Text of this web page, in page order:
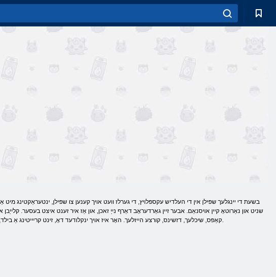
בשעת די יינגלעך שפּילן אין די העלדיש עקספּלויץ, די גערלז וועט אויך קענען צו שפּילן, ינטעראַקטינג
שניט און נאַרוטאָ קיין אויסנאַם. אבער זיין גאַרדעראָב דאַרף נייַ זאכן, און אַז איר זענט איצט בעסער.
קאַפּס, שיכלעך, דזשינס, קורצע הייזלעך. האָר איז אויך ינקלודעד דאָ, זינט קריייטינג אַ בילד, איר האָבן צו נעמען זאָרג פון אַלע די דעטאַילס אַזוי אַז דער רעזולטאַט איז געווען כאַרמאָוניאַס.